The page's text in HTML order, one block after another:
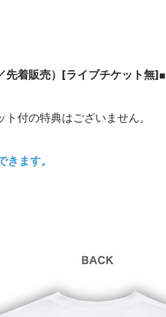
先着販売）[ライブチケット無]■
付の特典はございません。
ます。